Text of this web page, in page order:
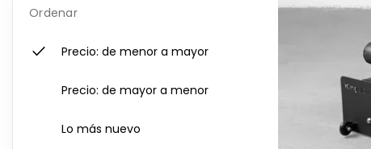
Ordenar
check Precio: de menor a mayor
Precio: de mayor a menor
Lo más nuevo